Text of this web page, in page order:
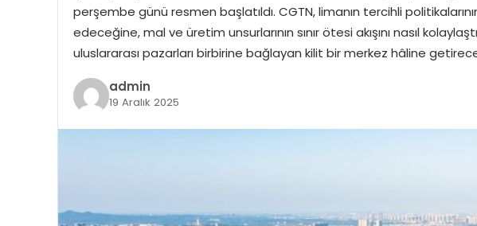
perşembe günü resmen başlatıldı. CGTN, limanın tercihli
edeceğine, mal ve üretim unsurlarının sınır ötesi akışını nasıl
uluslararası pazarları birbirine bağlayan kilit bir merkez hâline
admin
19 Aralık 2025